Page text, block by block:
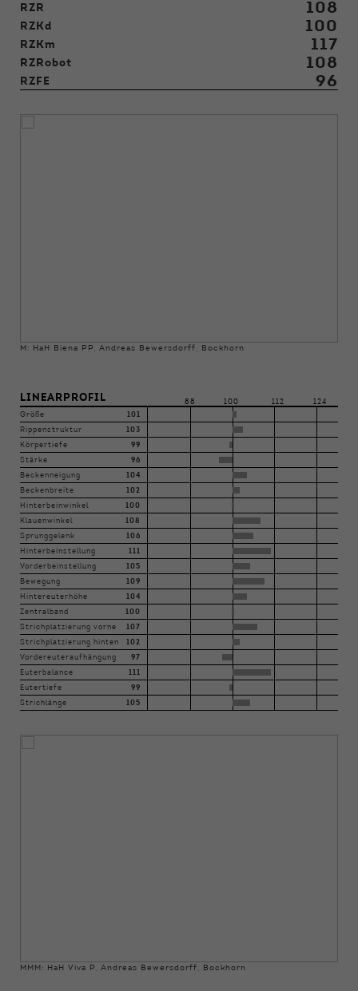
RZR 108
RZKd 100
RZKm 117
RZRobot 108
RZFE 96
M: HaH Biena PP, Andreas Bewersdorff, Bockhorn
LINEARPROFIL 88 100 112
124
Größe
101
Rippenstruktur 103
Körpertiefe 99
Stärke 96
Beckenneigung 104
Beckenbreite 102
Hinterbeinwinkel 100
Klauenwinkel 108
Sprunggelenk 106
Hinterbeinstellung 111
Vorderbeinstellung 105
Bewegung 109
Hintereuterhöhe 104
Zentralband 100
Strichplatzierung vorne 107
Strichplatzierung hinten 102
Vordereuteraufhängung 97
Euterbalance 111
Eutertiefe 99
Strichlänge 105
MMM: HaH Viva P, Andreas Bewersdorff, Bockhorn